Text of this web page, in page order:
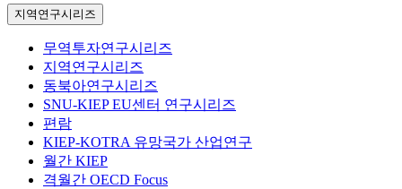
지역연구시리즈
무역투자연구시리즈
지역연구시리즈
동북아연구시리즈
SNU-KIEP EU센터 연구시리즈
편람
KIEP-KOTRA 유망국가 산업연구
월간 KIEP
격월간 OECD Focus